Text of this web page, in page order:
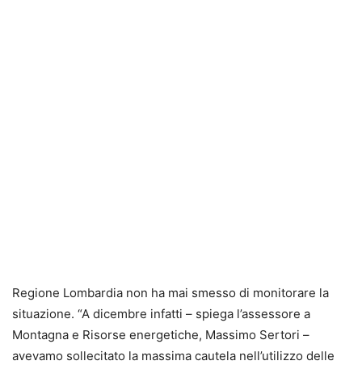
Regione Lombardia non ha mai smesso di monitorare la
situazione. “A dicembre infatti – spiega l’assessore a
Montagna e Risorse energetiche, Massimo Sertori –
avevamo sollecitato la massima cautela nell’utilizzo delle